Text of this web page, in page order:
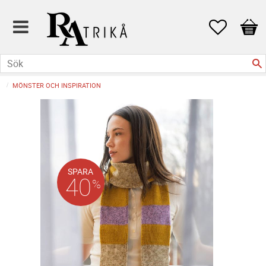
Favoriter
MÖNSTER OCH INSPIRATION
SPARA
40%